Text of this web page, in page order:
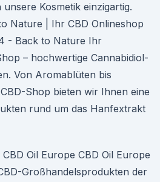
Kosmetik einzigartig.
Nature | Ihr CBD Onlineshop
- Back to Nature Ihr
– hochwertige Cannabidiol-
Von Aromablüten bis
Shop bieten wir Ihnen eine
rund um das Hanfextrakt
Oil Europe CBD Oil Europe
Großhandelsprodukten der